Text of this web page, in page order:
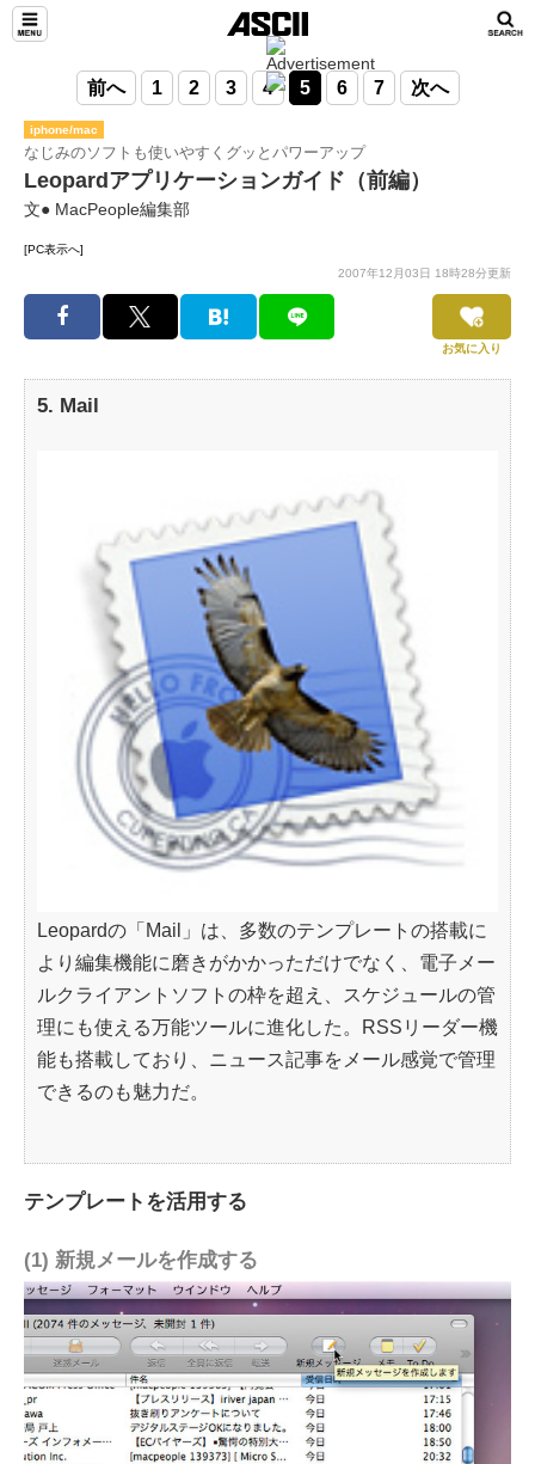
前へ 1 2 3 4 5 6 7 次へ
iphone/mac
なじみのソフトも使いやすくグッとパワーアップ
Leopardアプリケーションガイド（前編）
文● MacPeople編集部
[PC表示へ]
2007年12月03日 18時28分更新
お気に入り
5. Mail
Leopardの「Mail」は、多数のテンプレートの搭載に
より編集機能に磨きがかかっただけでなく、電子メー
ルクライアントソフトの枠を超え、スケジュールの管
理にも使える万能ツールに進化した。RSSリーダー機
能も搭載しており、ニュース記事をメール感覚で管理
できるのも魅力だ。
テンプレートを活用する
(1) 新規メールを作成する